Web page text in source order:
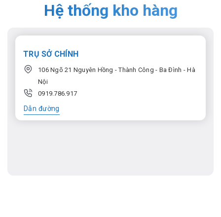
Hệ thống kho hàng
TRỤ SỞ CHÍNH
106 Ngõ 21 Nguyên Hồng - Thành Công - Ba Đình - Hà
Nội
0919.786.917
Dẫn đường